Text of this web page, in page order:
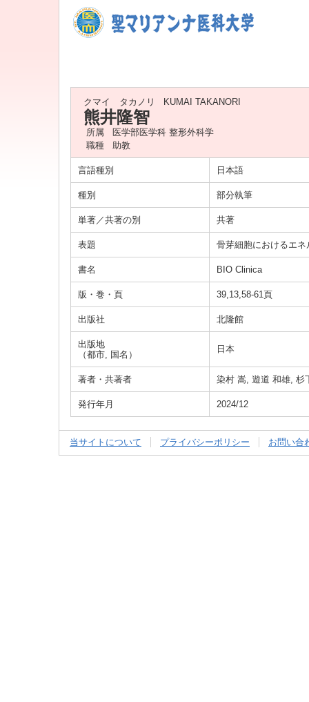
クマイ タカノリ KUMAI TAKANORI
熊井隆智
所属
医学部医学科 整形外科学
職種
助教
言語種別 日本語
種別 部分執筆
単著／共著の別 共著
表題 骨芽細胞におけるエ
書名 BIO Clinica
版・巻・頁 39,13,58-61頁
出版社 北隆館
出版地
（都市, 国名）
日本
著者・共著者 染村 嵩, 遊道 和雄, 杉
発行年月 2024/12
当サイトについて プライバシーポリシー お問い合